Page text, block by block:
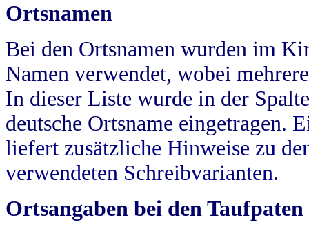
Ortsnamen
Bei den Ortsnamen wurden im
Namen verwendet, wobei
In dieser Liste wurde in der
deutsche Ortsname eingetragen.
liefert zusätzliche Hinweise zu
verwendeten Schreibvarianten.
Ortsangaben bei den Taufpaten